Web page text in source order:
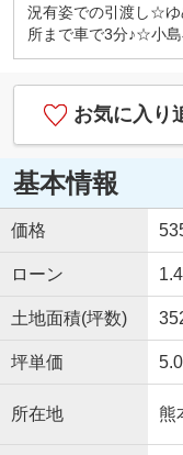
況有姿での引渡し☆ゆ
所まで車で3分♪☆小
お気に入り
基本情報
価格
ローン
土地面積(坪数)
坪単価
所在地 熊